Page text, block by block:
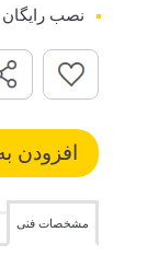
نصب رایگان
مشخصات فنی